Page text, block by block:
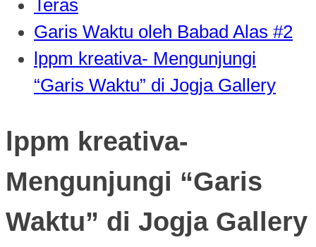
Teras
Garis Waktu oleh Babad Alas #2
lppm kreativa- Mengunjungi
“Garis Waktu” di Jogja Gallery
lppm kreativa-
Mengunjungi “Garis
Waktu” di Jogja Gallery